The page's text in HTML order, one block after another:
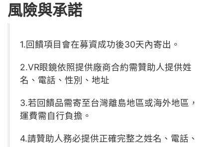
風險與承諾
1.回饋項目會在募資成功後30天內寄出。
2.VR眼鏡依照提供廠商合約需贊助人提供姓
名、電話、性別、地址
3.若回饋品需寄至台灣離島地區或海外地區，
運費需自行負擔。
4.請贊助人務必提供正確完整之姓名、電話、